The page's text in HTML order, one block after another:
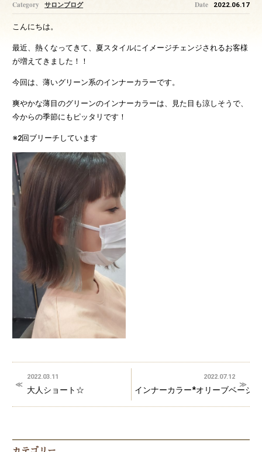
2022.06.17
サロンブログ
こんにちは。
最近、熱くなってきて、夏スタイルにイメージチェンジされるお客様
が増えてきました！！
今回は、薄いグリーン系のインナーカラーです。
爽やかな薄目のグリーンのインナーカラーは、見た目も涼しそうで、
今からの季節にもピッタリです！
※2回ブリーチしています
2022.03.11
大人ショート☆
2022.07.12
インナーカラー*オリーブベージ